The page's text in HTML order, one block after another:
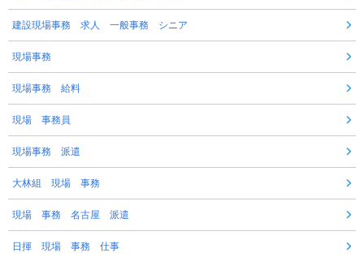
建設現場事務 求人 一般事務 シニア
現場事務
現場事務 給料
現場 事務員
現場事務 派遣
大林組 現場 事務
現場 事務 名古屋 派遣
日揮 現場 事務 仕事